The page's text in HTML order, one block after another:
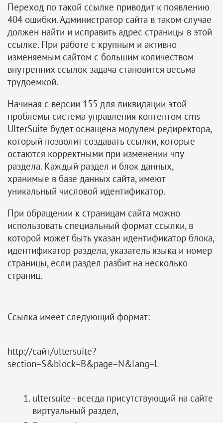
Переход по такой ссылке приводит к появлению
404 ошибки. Администратор сайта в таком случае
должен найти и исправить адрес страницы в этой
ссылке. При работе с крупным и активно
изменяемым сайтом с большим количеством
внутренних ссылок задача становится весьма
трудоемкой.
Начиная с версии 155 для ликвидации этой
проблемы система управления контентом cms
UlterSuite будет оснащена модулем редиректора,
который позволит создавать ссылки, которые
остаются корректными при изменении чпу
раздела. Каждый раздел и блок данных,
хранимые в базе данных сайта, имеют
уникальный числовой идентификатор.
При обращении к страницам сайта можно
использовать специальный формат ссылки, в
которой может быть указан идентификатор блока,
идентификатор раздела, указатель языка и номер
страницы, если раздел разбит на несколько
страниц.
Ссылка имеет следующий формат:
http://сайт/ultersuite?
section=S&block=B&page=N&lang=L
ultersuite - всегда присутствующий на сайте
виртуальный раздел,